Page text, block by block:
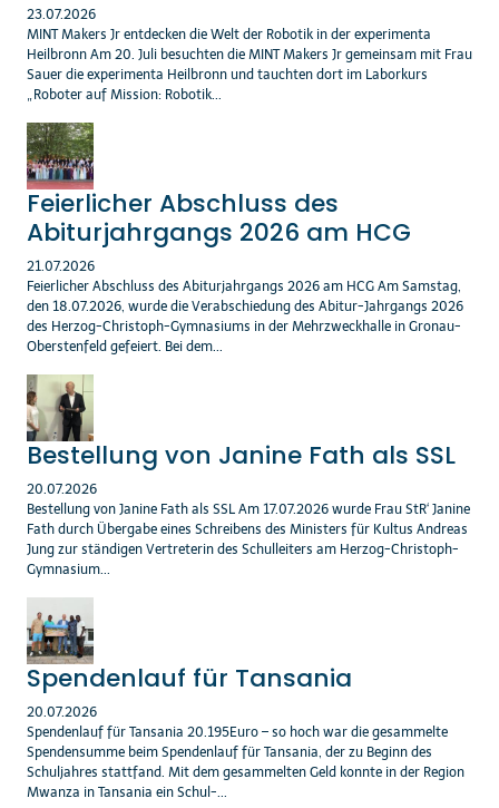
23.07.2026
MINT Makers Jr entdecken die Welt der Robotik in der experimenta
Heilbronn Am 20. Juli besuchten die MINT Makers Jr gemeinsam mit Frau
Sauer die experimenta Heilbronn und tauchten dort im Laborkurs
„Roboter auf Mission: Robotik...
Feierlicher Abschluss des
Abiturjahrgangs 2026 am HCG
21.07.2026
Feierlicher Abschluss des Abiturjahrgangs 2026 am HCG Am Samstag,
den 18.07.2026, wurde die Verabschiedung des Abitur-Jahrgangs 2026
des Herzog-Christoph-Gymnasiums in der Mehrzweckhalle in Gronau-
Oberstenfeld gefeiert. Bei dem...
Bestellung von Janine Fath als SSL
20.07.2026
Bestellung von Janine Fath als SSL Am 17.07.2026 wurde Frau StR‘ Janine
Fath durch Übergabe eines Schreibens des Ministers für Kultus Andreas
Jung zur ständigen Vertreterin des Schulleiters am Herzog-Christoph-
Gymnasium...
Spendenlauf für Tansania
20.07.2026
Spendenlauf für Tansania 20.195Euro – so hoch war die gesammelte
Spendensumme beim Spendenlauf für Tansania, der zu Beginn des
Schuljahres stattfand. Mit dem gesammelten Geld konnte in der Region
Mwanza in Tansania ein Schul-...